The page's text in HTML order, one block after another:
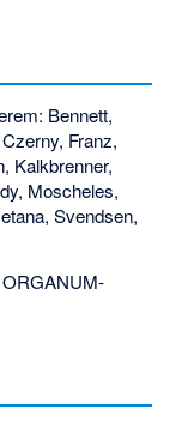
Bennett,
Franz,
Kalkbrenner,
Moscheles,
Svendsen,